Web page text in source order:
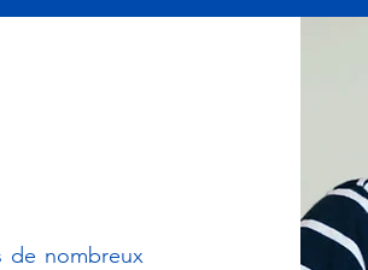
de nombreux